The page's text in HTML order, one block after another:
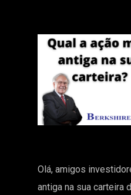
Olá, amigos
antiga na sua carteira